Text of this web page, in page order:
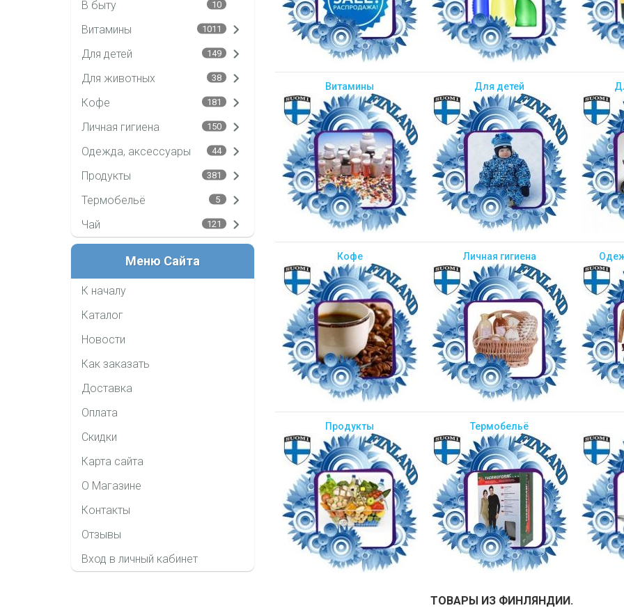
В быту 10
Витамины 1011
Для детей 149
Для животных 38
Кофе 181
Личная гигиена 150
Одежда, аксессуары 44
Продукты 381
Термобельё 5
Чай 121
Меню Сайта
К началу
Каталог
Новости
Как заказать
Доставка
Оплата
Скидки
Карта сайта
О Магазине
Контакты
Отзывы
Вход в личный кабинет
Витамины Для детей
Кофе Личная гигиена
Продукты Термобельё
ТОВАРЫ ИЗ ФИНЛЯНДИИ.